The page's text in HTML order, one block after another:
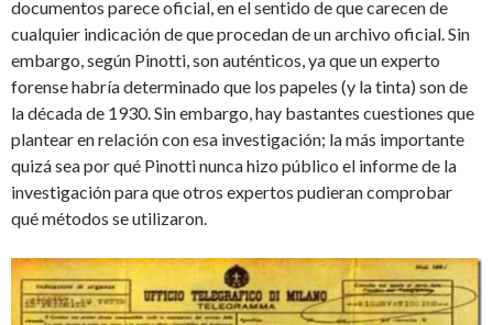
documentos parece oficial, en el sentido de que carecen de
cualquier indicación de que procedan de un archivo oficial. Sin
embargo, según Pinotti, son auténticos, ya que un experto
forense habría determinado que los papeles (y la tinta) son de
la década de 1930. Sin embargo, hay bastantes cuestiones que
plantear en relación con esa investigación; la más importante
quizá sea por qué Pinotti nunca hizo público el informe de la
investigación para que otros expertos pudieran comprobar
qué métodos se utilizaron.